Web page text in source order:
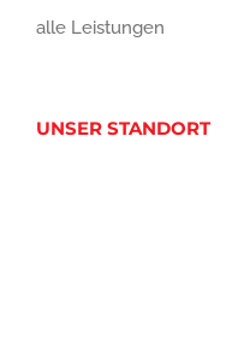
alle Leistungen
UNSER STANDORT